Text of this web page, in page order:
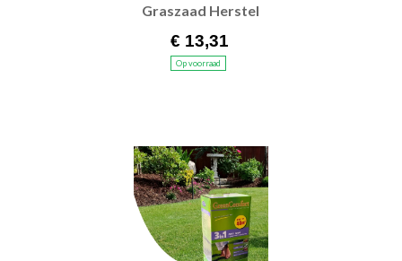
Graszaad Herstel
€ 13,31
Op voorraad